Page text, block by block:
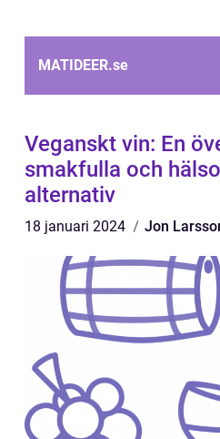
MATIDEER.se
Veganskt vin: En
smakfulla och
alternativ
18 januari 2024 Jon